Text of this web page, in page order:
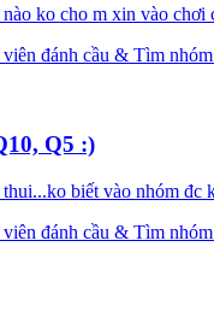
ko cho m xin vào chơi
đánh cầu & Tìm
Q5 :)
biết vào nhóm đc
đánh cầu & Tìm